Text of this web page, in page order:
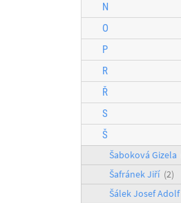
N
O
P
R
Ř
S
Š
Šaboková Gizela
Šafránek Jiří (2)
Šálek Josef Adolf